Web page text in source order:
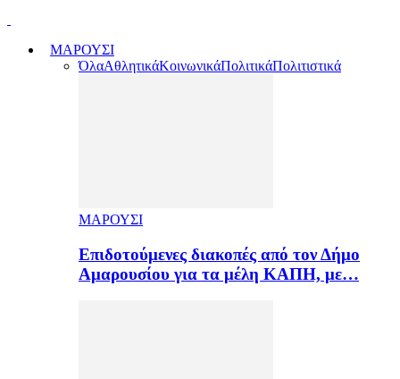
ΜΑΡΟΥΣΙ
ΌλαΑθλητικάΚοινωνικάΠολιτικάΠολιτιστικά
ΜΑΡΟΥΣΙ
Επιδοτούμενες διακοπές από τον Δήμο
Αμαρουσίου για τα μέλη ΚΑΠΗ, με…